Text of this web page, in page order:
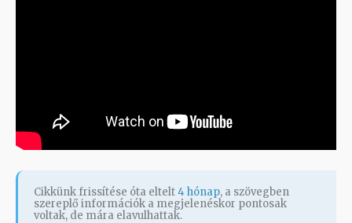
Cikkünk frissítése óta eltelt4 hónap, a szövegben
szereplő információk a megjelenéskor pontosak
voltak, de mára elavulhattak.